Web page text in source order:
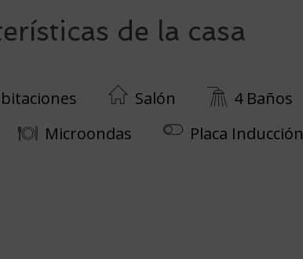
de la casa
Salón 4 Baños
Microondas Placa Inducción